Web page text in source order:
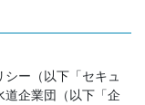
ー（以下「セキュ
道企業団（以下「企